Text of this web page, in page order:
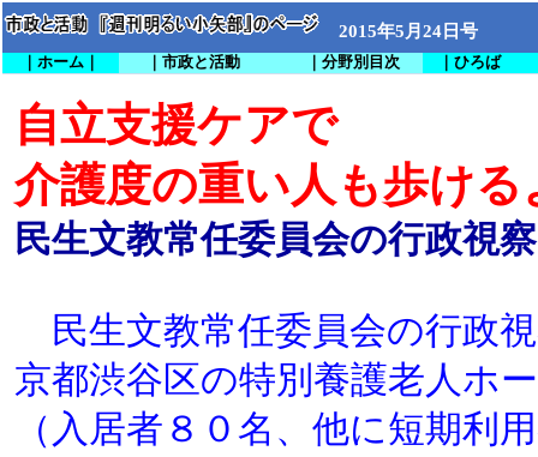
2015年5月24日号
｜ホーム｜ ｜市政と活動 ｜分野別目次 ｜ひろば
自立支援ケアで
介護度の重い人も歩ける
民生文教常任委員会の行政視察
民生文教常任委員会の行政
京都渋谷区の特別養護老人ホ
（入居者８０名、他に短期利